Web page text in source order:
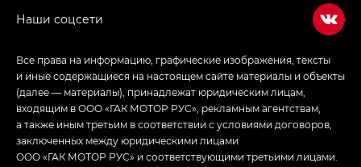
Все права на информацию, графические изображения, тексты
и иные содержащиеся на настоящем сайте материалы и объекты
(далее — материалы), принадлежат юридическим лицам,
входящим в ООО «ГАК МОТОР РУС», рекламным агентствам,
а также иным третьим в соответствии с условиями договоров,
заключенных между юридическими лицами
ООО «ГАК МОТОР РУС» и соответствующими третьими лицами.